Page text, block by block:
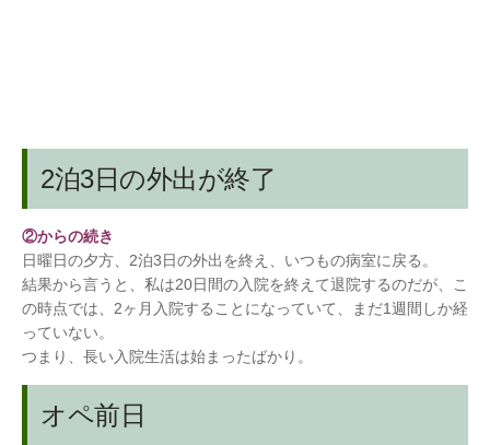
2泊3日の外出が終了
②からの続き
日曜日の夕方、2泊3日の外出を終え、いつもの病室に戻る。
結果から言うと、私は20日間の入院を終えて退院するのだが、こ
の時点では、2ヶ月入院することになっていて、まだ1週間しか経
っていない。
つまり、長い入院生活は始まったばかり。
オペ前日